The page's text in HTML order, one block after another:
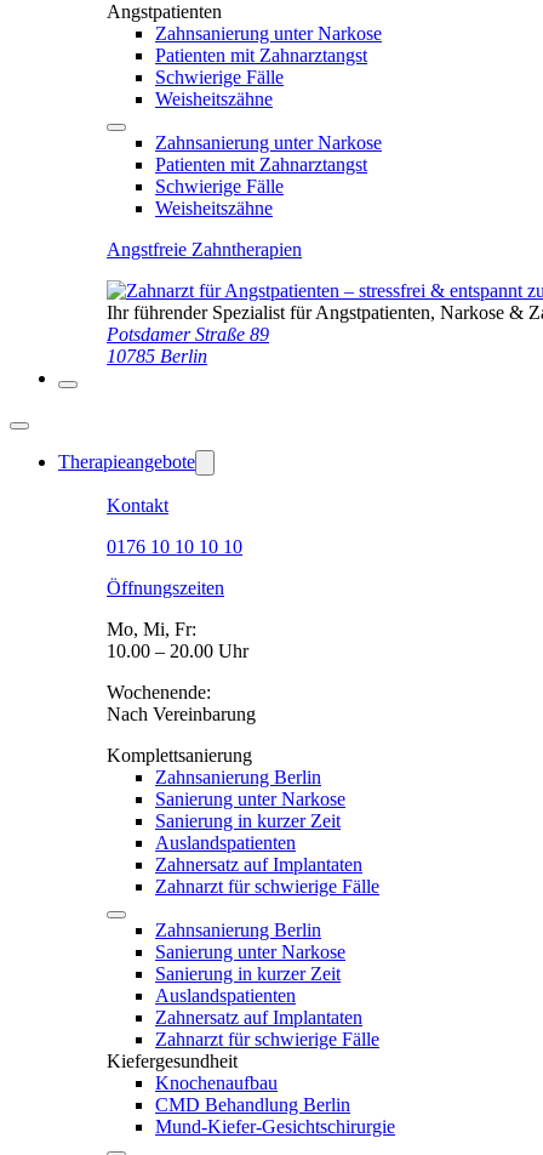
Angstpatienten
Zahnsanierung unter Narkose
Patienten mit Zahnarztangst
Schwierige Fälle
Weisheitszähne
Zahnsanierung unter Narkose
Patienten mit Zahnarztangst
Schwierige Fälle
Weisheitszähne
Angstfreie Zahntherapien
Ihr führender Spezialist für Angstpatienten, Narkose &
Potsdamer Straße 89
10785 Berlin
Therapieangebote
Kontakt
0176 10 10 10 10
Öffnungszeiten
Mo, Mi, Fr:
10.00 – 20.00 Uhr
Wochenende:
Nach Vereinbarung
Komplettsanierung
Zahnsanierung Berlin
Sanierung unter Narkose
Sanierung in kurzer Zeit
Auslandspatienten
Zahnersatz auf Implantaten
Zahnarzt für schwierige Fälle
Zahnsanierung Berlin
Sanierung unter Narkose
Sanierung in kurzer Zeit
Auslandspatienten
Zahnersatz auf Implantaten
Zahnarzt für schwierige Fälle
Kiefergesundheit
Knochenaufbau
CMD Behandlung Berlin
Mund-Kiefer-Gesichtschirurgie